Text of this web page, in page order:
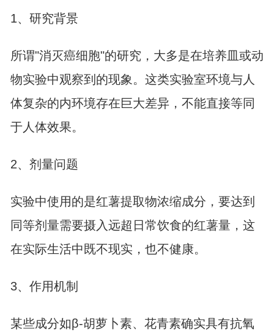
1、研究背景
所谓"消灭癌细胞"的研究，大多是在培养皿或动
物实验中观察到的现象。这类实验室环境与人
体复杂的内环境存在巨大差异，不能直接等同
于人体效果。
2、剂量问题
实验中使用的是红薯提取物浓缩成分，要达到
同等剂量需要摄入远超日常饮食的红薯量，这
在实际生活中既不现实，也不健康。
3、作用机制
某些成分如β-胡萝卜素、花青素确实具有抗氧